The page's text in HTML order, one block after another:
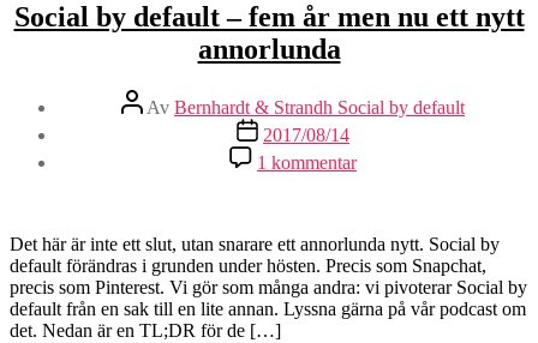
Social by default – fem år men nu ett nytt
annorlunda
Inläggsförfattare
Av Bernhardt & Strandh Social by default
Inläggsdatum
2017/08/14
1 kommentartill
Social
–
fem
år
men
Det här är inte ett slut, utan snarare ett annorlunda nytt. Social by
default förändras i grunden under hösten. Precis som Snapchat,
precis som Pinterest. Vi gör som många andra: vi pivoterar Social by
default från en sak till en lite annan. Lyssna gärna på vår podcast om
det. Nedan är en TL;DR för de […]